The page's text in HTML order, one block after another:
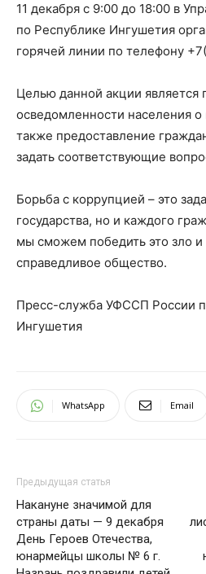
11 декабря с 9:00 до 18:00 в
по Республике Ингушетия
горячей линии по телефону
Целью данной акции является
осведомленности населения
также предоставление
задать соответствующие
Борьба с коррупцией – это
государства, но и каждого
мы сможем победить это зло и
справедливое общество.
Пресс-служба УФССП России
Ингушетия
WhatsApp Email
Предыдущая статья
Накануне значимой для
страны даты — 9 декабря
День Героев Отечества,
юнармейцы школы № 6 г.